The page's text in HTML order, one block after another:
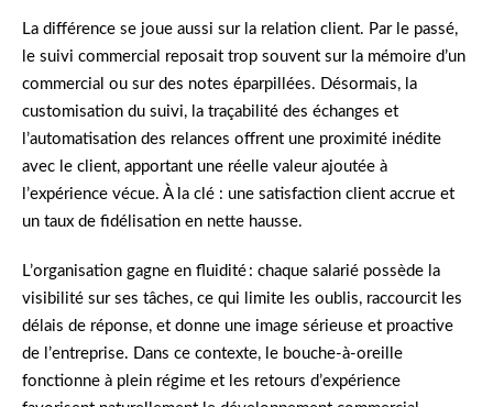
La différence se joue aussi sur la relation client. Par le passé,
le suivi commercial reposait trop souvent sur la mémoire d’un
commercial ou sur des notes éparpillées. Désormais, la
customisation du suivi, la traçabilité des échanges et
l’automatisation des relances offrent une proximité inédite
avec le client, apportant une réelle valeur ajoutée à
l’expérience vécue. À la clé : une satisfaction client accrue et
un taux de fidélisation en nette hausse.
L’organisation gagne en fluidité : chaque salarié possède la
visibilité sur ses tâches, ce qui limite les oublis, raccourcit les
délais de réponse, et donne une image sérieuse et proactive
de l’entreprise. Dans ce contexte, le bouche-à-oreille
fonctionne à plein régime et les retours d’expérience